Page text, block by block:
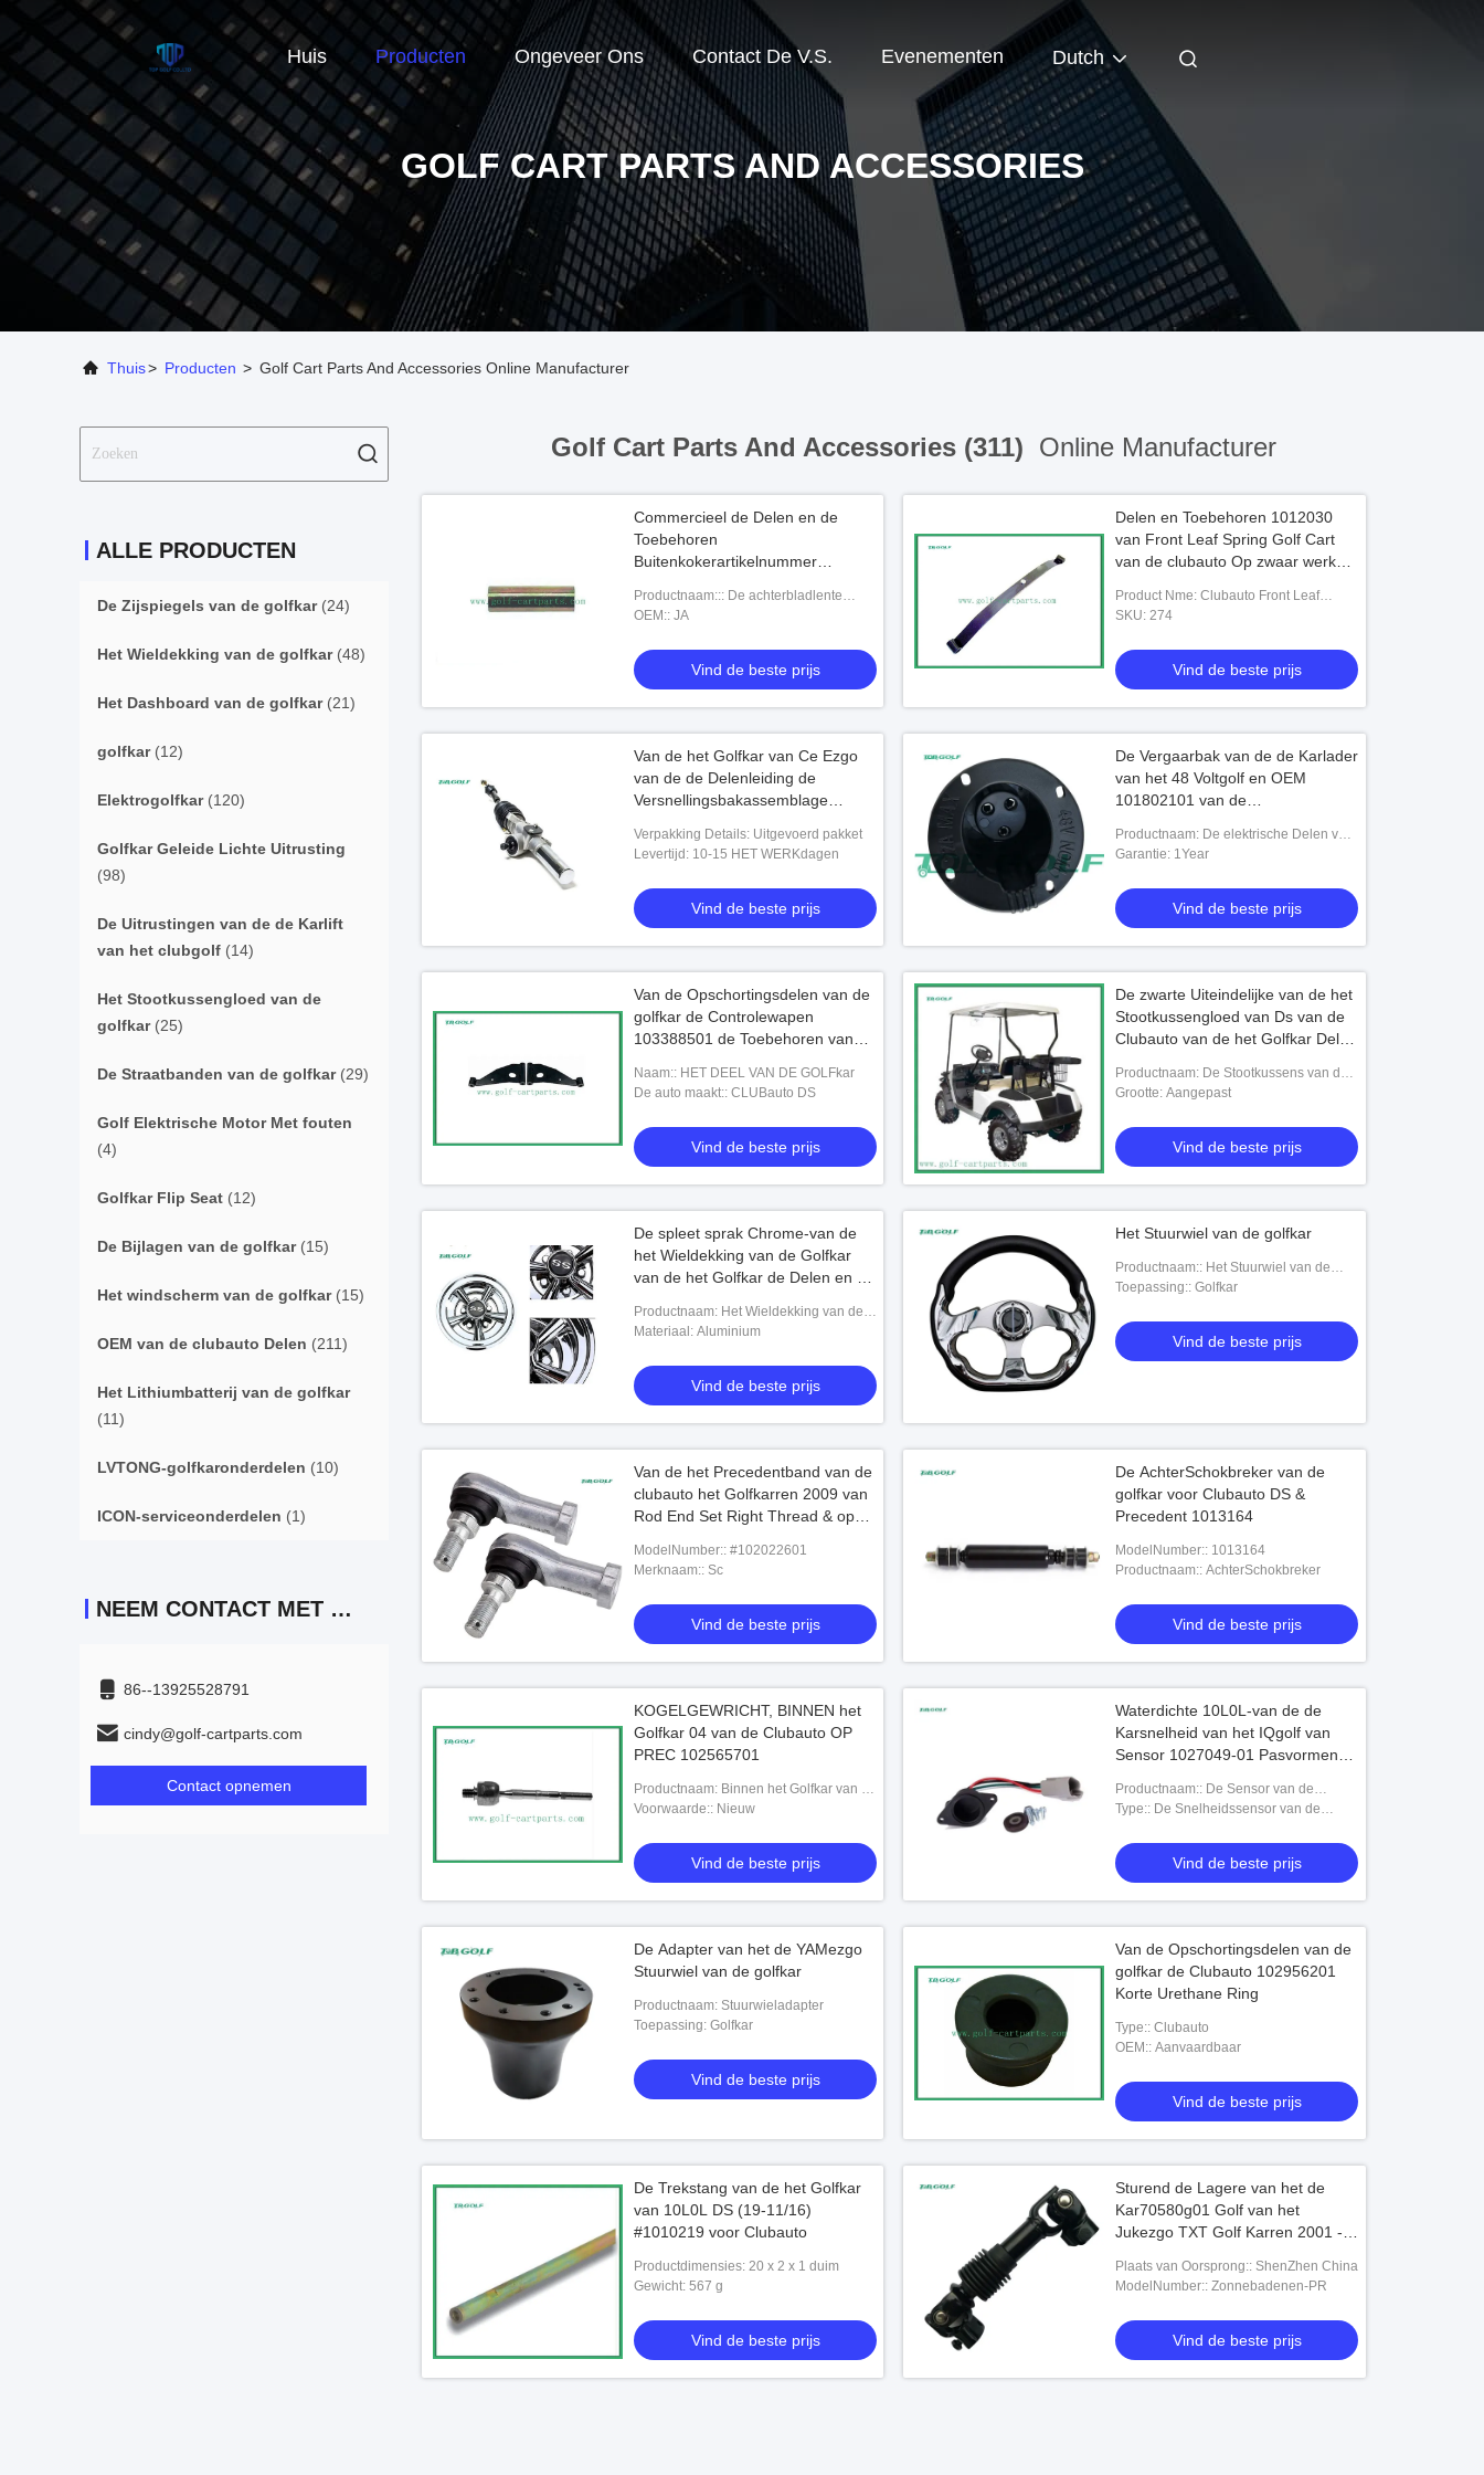
Huis Producten Ongeveer Ons Contact De V.S. Evenementen Dutch
GOLF CART PARTS AND ACCESSORIES
Thuis> Producten > Golf Cart Parts And Accessories Online Manufacturer
ALLE PRODUCTEN
De Zijspiegels van de golfkar(24)
Het Wieldekking van de golfkar(48)
Het Dashboard van de golfkar(21)
golfkar(12)
Elektrogolfkar(120)
Golfkar Geleide Lichte Uitrusting
(98)
De Uitrustingen van de de Karlift
van het clubgolf (14)
Het Stootkussengloed van de
golfkar(25)
De Straatbanden van de golfkar(29)
Golf Elektrische Motor Met fouten
(4)
Golfkar Flip Seat (12)
De Bijlagen van de golfkar(15)
Het windscherm van de golfkar(15)
OEM van de clubauto Delen (211)
Het Lithiumbatterij van de golfkar
(11)
LVTONG-golfkaronderdelen (10)
ICON-serviceonderdelen (1)
NEEM CONTACT MET ONS OP
86--13925528791
cindy@golf-cartparts.com
Contact opnemen
Golf Cart Parts And Accessories (311) Online Manufacturer
Commercieel de Delen en de
Toebehoren
Buitenkokerartikelnummer
Productnaam::: De achterbladlente
Bushin
OEM:: JA
Vind de beste prijs
Delen en Toebehoren 1012030
van Front Leaf Spring Golf Cart
van de clubauto Op zwaar werk
Product Nme: Clubauto Front Leaf
Spring
SKU: 274
Vind de beste prijs
Van de het Golfkar van Ce Ezgo
van de de Delenleiding de
Versnellingsbakassemblage
Verpakking Details: Uitgevoerd pakket
Levertijd: 10-15 HET WERKdagen
Vind de beste prijs
De Vergaarbak van de de Karlader
van het 48 Voltgolf en OEM
101802101 van de
Productnaam: De elektrische Delen van
de Golfkar
Garantie: 1Year
Vind de beste prijs
Van de Opschortingsdelen van de
golfkar de Controlewapen
103388501 de Toebehoren van
Naam:: HET DEEL VAN DE GOLFkar
De auto maakt:: CLUBauto DS
Vind de beste prijs
De zwarte Uiteindelijke van de het
Stootkussengloed van Ds van de
Clubauto van de het Golfkar Delen
Productnaam: De Stootkussens van de
golfkar
Grootte: Aangepast
Vind de beste prijs
De spleet sprak Chrome-van de
het Wieldekking van de Golfkar
van de het Golfkar de Delen en de
Productnaam: Het Wieldekking van de
golfauto
Materiaal: Aluminium
Vind de beste prijs
Het Stuurwiel van de golfkar
Productnaam:: Het Stuurwiel van de
golfkar
Toepassing:: Golfkar
Vind de beste prijs
Van de het Precedentband van de
clubauto het Golfkarren 2009 van
Rod End Set Right Thread & op
ModelNumber:: #102022601
Merknaam:: Sc
Vind de beste prijs
De AchterSchokbreker van de
golfkar voor Clubauto DS &
Precedent 1013164
ModelNumber:: 1013164
Productnaam:: AchterSchokbreker
Vind de beste prijs
KOGELGEWRICHT, BINNEN het
Golfkar 04 van de Clubauto OP
PREC 102565701
Productnaam: Binnen het Golfkar van de
Clubauto
Voorwaarde:: Nieuw
Vind de beste prijs
Waterdichte 10L0L-van de de
Karsnelheid van het IQgolf van
Sensor 1027049-01 Pasvormen
Productnaam:: De Sensor van de
trapaspositie
Type:: De Snelheidssensor van de
Vind de beste prijs
De Adapter van het de YAMezgo
Stuurwiel van de golfkar
Productnaam: Stuurwieladapter
Toepassing: Golfkar
Vind de beste prijs
Van de Opschortingsdelen van de
golfkar de Clubauto 102956201
Korte Urethane Ring
Type:: Clubauto
OEM:: Aanvaardbaar
Vind de beste prijs
De Trekstang van de het Golfkar
van 10L0L DS (19-11/16)
#1010219 voor Clubauto
Productdimensies: 20 x 2 x 1 duim
Gewicht: 567 g
Vind de beste prijs
Sturend de Lagere van het de
Kar70580g01 Golf van het
Jukezgo TXT Golf Karren 2001 -
Plaats van Oorsprong:: ShenZhen China
ModelNumber:: Zonnebadenen-PR
Vind de beste prijs